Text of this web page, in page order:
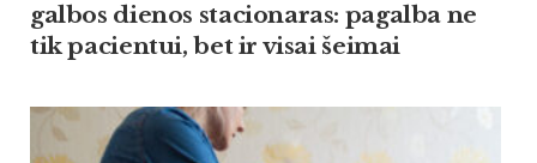
gal­bos die­nos sta­cio­na­ras: pa­gal­ba ne
tik pa­cien­tui, bet ir vi­sai šei­mai